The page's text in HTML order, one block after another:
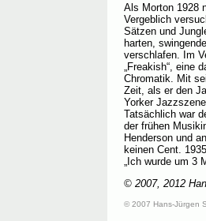
Als Morton 1928
Vergeblich
Sätzen und
harten,
verschlafen. Im
„Freakish“, eine
Chromatik. Mit
Zeit, als er den
Yorker
Tatsächlich war
der frühen
Henderson und
keinen Cent.
„Ich wurde um 3
© 2007, 2012
© 2007 Hans-Jürgen